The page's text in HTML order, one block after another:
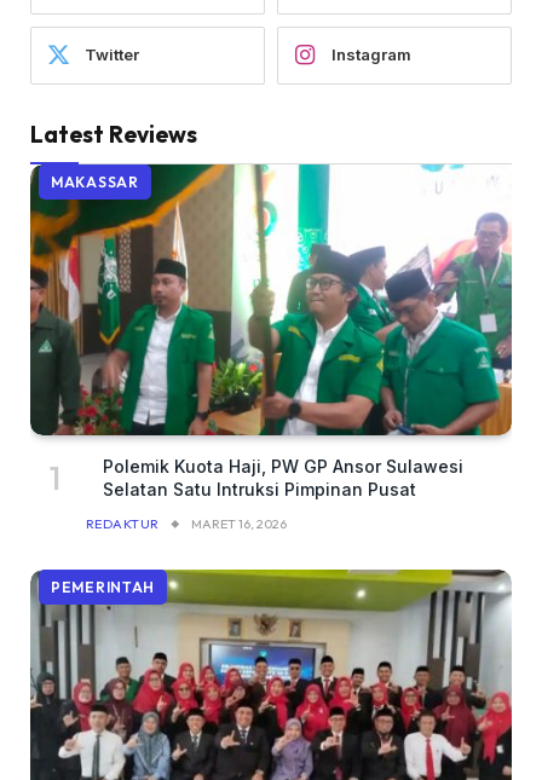
Twitter Instagram
Latest Reviews
MAKASSAR
Polemik Kuota Haji, PW GP Ansor Sulawesi
Selatan Satu Intruksi Pimpinan Pusat
REDAKTUR MARET 16, 2026
PEMERINTAH